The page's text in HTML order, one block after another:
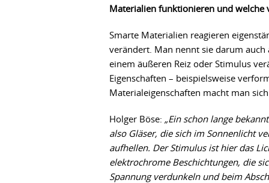
Materialien funktionieren und welche
Smarte Materialien reagieren
verändert. Man nennt sie darum
einem äußeren Reiz oder Stimulus
Eigenschaften – beispielsweise
Materialeigenschaften macht man
Holger Böse: „Ein schon lange
also Gläser, die sich im Sonnenlicht
aufhellen. Der Stimulus ist hier das
elektrochrome Beschichtungen, die
Spannung verdunkeln und beim